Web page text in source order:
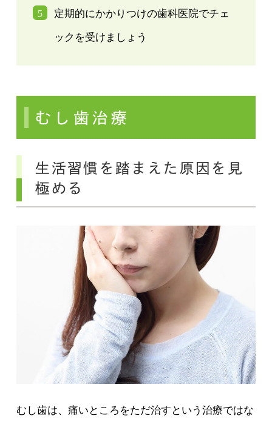
定期的にかかりつけの歯科医院でチェ
ックを受けましょう
むし歯治療
生活習慣を踏まえた原因を見
極める
むし歯は、痛いところをただ治すという治療ではな